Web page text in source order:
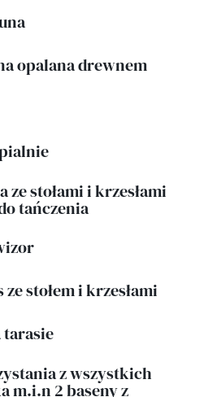
opalana drewnem
ze stołami i krzesłami
tańczenia
stołem i krzesłami
z wszystkich
m.i.n 2 baseny z